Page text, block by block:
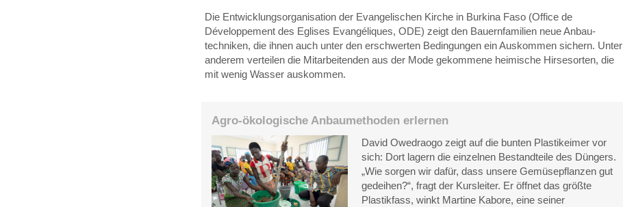
Die Entwicklungsorganisation der Evangelischen Kirche in Burkina Faso (Office de
Développement des Eglises Evangéliques, ODE) zeigt den Bauernfamilien neue Anbau­
techniken, die ihnen auch unter den erschwerten Bedingungen ein Auskommen sichern. Unter
anderem verteilen die Mitarbeitenden aus der Mode gekommene heimische Hirsesorten, die
mit wenig Wasser auskommen.
Agro-ökologische Anbaumethoden erlernen
David Owedraogo zeigt auf die bunten Plastikeimer vor
sich: Dort lagern die einzelnen Bestandteile des Düngers.
„Wie sorgen wir dafür, dass unsere Gemüsepflanzen gut
gedeihen?“, fragt der Kursleiter. Er öffnet das größte
Plastikfass, winkt Martine Kabore, eine seiner